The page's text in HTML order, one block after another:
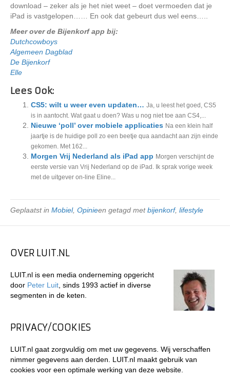
download – zeker als je het niet weet – doet vermoeden dat je
iPad is vastgelopen…… En ook dat gebeurt dus wel eens…..
Meer over de Bijenkorf app bij:
Dutchcowboys
Algemeen Dagblad
De Bijenkorf
Elle
Lees Ook:
CS5: wilt u weer even updaten… Ja, u leest het goed, CS5
is in aantocht. Wat gaat u doen? Was u nog niet toe aan CS4,...
Nieuwe ‘poll’ over mobiele applicaties Na een klein half
jaartje is de huidige poll zo een beetje qua aandacht aan zijn einde
gekomen. Met 162...
Morgen Vrij Nederland als iPad app Morgen verschijnt de
eerste versie van Vrij Nederland op de iPad. Ik sprak vorige week
met de uitgever on-line Eline...
Geplaatst in Mobiel, Opinieen getagd metbijenkorf, lifestyle
OVER LUIT.NL
LUIT.nl is een media onderneming opgericht
door Peter Luit , sinds 1993 actief in diverse
segmenten in de keten.
PRIVACY/COOKIES
LUIT.nl gaat zorgvuldig om met uw gegevens. Wij verschaffen
nimmer gegevens aan derden. LUIT.nl maakt gebruik van
cookies voor een optimale werking van deze website.